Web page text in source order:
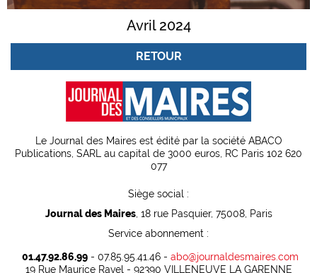
Avril 2024
RETOUR
Le Journal des Maires est édité par la société ABACO
Publications, SARL au capital de 3000 euros, RC Paris 102 620
077
Siège social :
Journal des Maires, 18 rue Pasquier, 75008, Paris
Service abonnement :
01.47.92.86.99- 07.85.95.41.46 - abo@journaldesmaires.com
19 Rue Maurice Ravel - 92390 VILLENEUVE LA GARENNE